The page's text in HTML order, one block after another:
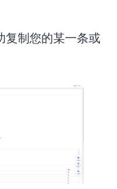
制您的某一条或